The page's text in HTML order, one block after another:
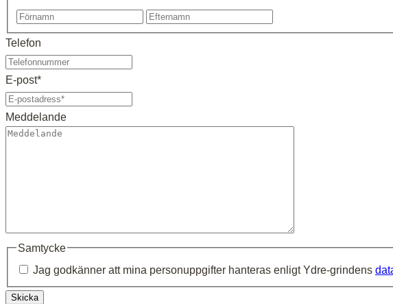
Förnamn
Telefon
E-post*
Meddelande
Samtycke
Jag godkänner att mina personuppgifter hanteras enligt Ydre-grindens
Skicka